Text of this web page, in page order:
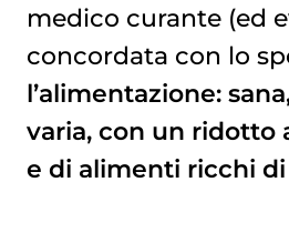
medico curante (ed
concordata con lo
l’alimentazione:
varia, con un ridotto
e di alimenti ricchi